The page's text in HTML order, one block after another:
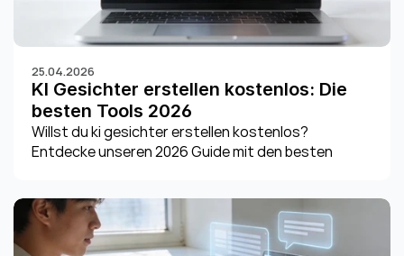
25.04.2026
KI Gesichter erstellen kostenlos: Die
besten Tools 2026
Willst du ki gesichter erstellen kostenlos?
Entdecke unseren 2026 Guide mit den besten